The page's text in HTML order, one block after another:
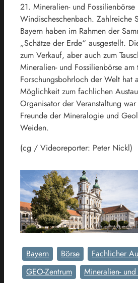
21. Mineralien- und
Windischeschenbach. Zahlreiche
Bayern haben im Rahmen der
„Schätze der Erde“ ausgestellt.
zum Verkauf, aber auch zum
Mineralien- und Fossilienbörse am
Forschungsbohrloch der Welt hat
Möglichkeit zum fachlichen
Organisator der Veranstaltung
Freunde der Mineralogie und
Weiden.
(cg / Videoreporter: Peter Nickl)
Bayern Börse
Fachlicher
GEO-Zentrum
Mineralien-